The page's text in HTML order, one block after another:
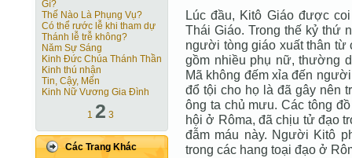
Gì?
Thế Nào Là Phụng Vụ?
Có thể rước lễ khi tham dự
Thánh lễ trễ không?
Năm Sự Sáng
Kinh Đức Chúa Thánh Thần
Kinh thú nhận
Tin, Cậy, Mến
Kinh Nữ Vương Gia Đình
1 2 3
Các Trang Khác
Lúc đầu, Kitô Giáo được
Thái Giáo. Trong thế kỷ thứ
người tòng giáo xuất thân từ
gồm nhiều phụ nữ, thường
Mã không đếm xỉa đến
đổ tội cho họ là đã gây nên
ông ta chủ mưu. Các tông
hội ở Rôma, đã chịu tử đạo
đẫm máu này. Người Kitô
trong các hang toại đạo ở